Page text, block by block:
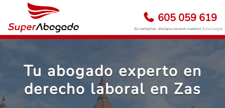
605 059 619
Al contactar, declara conocer nuestroAviso Legal
Tu abogado experto en
derecho laboral en Zas